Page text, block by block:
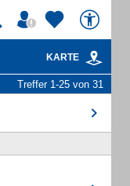
KARTE
Treffer 1-25 von 31